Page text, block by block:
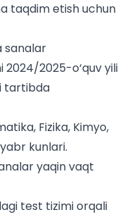
taqdim etish uchun
sanalar
2024/2025-o‘quv yili
tartibda
Fizika, Kimyo,
kunlari.
yaqin vaqt
test tizimiorqali